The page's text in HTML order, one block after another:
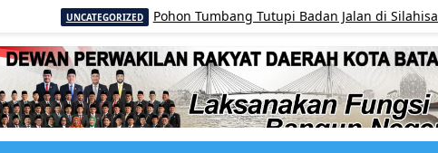
UNCATEGORIZED Pohon Tumbang Tutupi Badan Jalan di Silahisabungan,